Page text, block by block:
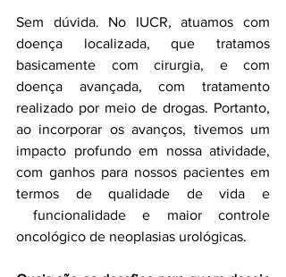
Sem dúvida. No IUCR, atuamos com
doença localizada, que tratamos
basicamente com cirurgia, e com
doença avançada, com tratamento
realizado por meio de drogas. Portanto,
ao incorporar os avanços, tivemos um
impacto profundo em nossa atividade,
com ganhos para nossos pacientes em
termos de qualidade de vida e
funcionalidade e maior controle
oncológico de neoplasias urológicas.